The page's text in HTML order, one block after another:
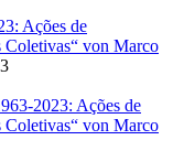
Ações de
Coletivas“ von Marco
2023: Ações de
Coletivas“ von Marco